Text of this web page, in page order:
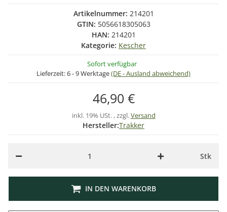
Artikelnummer: 214201
GTIN: 5056618305063
HAN: 214201
Kategorie: Kescher
Sofort verfügbar
Lieferzeit:6 - 9 Werktage(DE - Ausland abweichend)
46,90 €
inkl. 19% USt. , zzgl.Versand
Hersteller:Trakker
Stk
IN DEN WARENKORB